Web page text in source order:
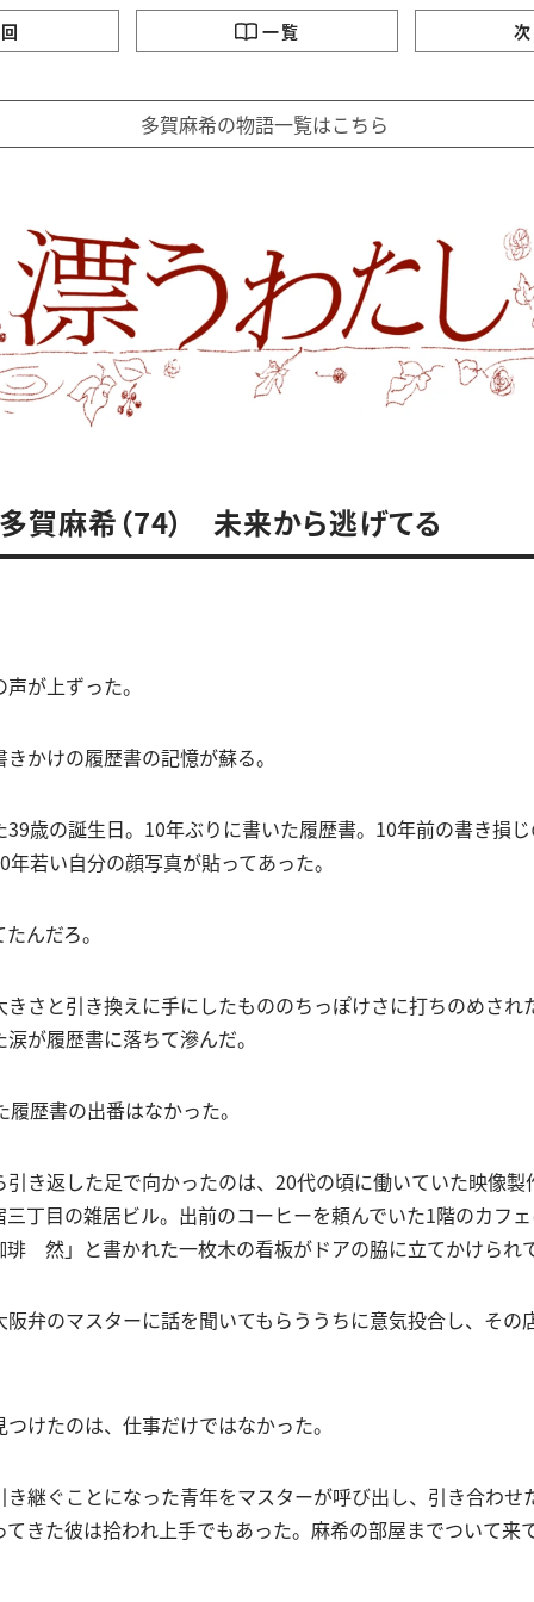
一覧
多賀麻希の物語一覧はこちら
麻希（74） 未来から逃げてる
が上ずった。
かけの履歴書の記憶が蘇る。
39歳の誕生日。10年ぶりに書いた履歴書。10年前の書き損
若い自分の顔写真が貼ってあった。
んだろ。
きさと引き換えに手にしたもののちっぽけさに打ちのめされ
が履歴書に落ちて滲んだ。
歴書の出番はなかった。
引き返した足で向かったのは、20代の頃に働いていた映像製
丁目の雑居ビル。出前のコーヒーを頼んでいた1階のカフ
琲 然」と書かれた一枚木の看板がドアの脇に立てかけられ
弁のマスターに話を聞いてもらううちに意気投合し、その
けたのは、仕事だけではなかった。
き継ぐことになった青年をマスターが呼び出し、引き合わ
きた彼は拾われ上手でもあった。麻希の部屋までついて来